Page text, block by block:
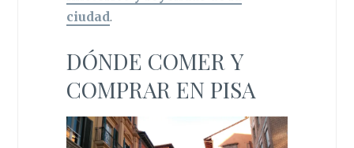
ciudad.
DÓNDE COMER Y
COMPRAR EN PISA